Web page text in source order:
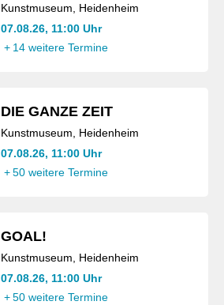
Kunstmuseum, Heidenheim
07.08.26, 11:00 Uhr
+ 14 weitere Termine
DIE GANZE ZEIT
Kunstmuseum, Heidenheim
07.08.26, 11:00 Uhr
+ 50 weitere Termine
GOAL!
Kunstmuseum, Heidenheim
07.08.26, 11:00 Uhr
+ 50 weitere Termine